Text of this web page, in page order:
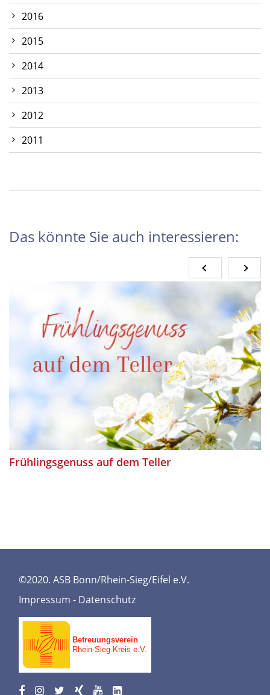
2016
2015
2014
2013
2012
2011
Das könnte Sie auch interessieren:
Frühlingsgenuss auf dem Teller
©2020. ASB Bonn/Rhein-Sieg/Eifel e.V.
Impressum - Datenschutz